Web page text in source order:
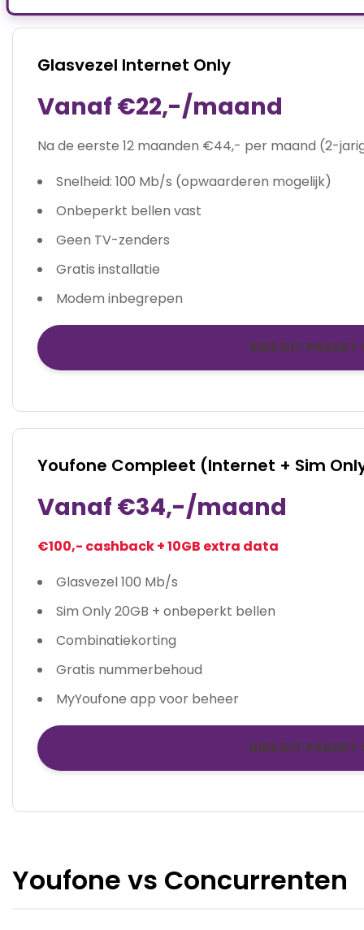
Glasvezel Internet Only
Vanaf €22,-/maand
Na de eerste 12 maanden €44,- per maand (2-
Snelheid: 100 Mb/s (opwaarderen mogelijk)
Onbeperkt bellen vast
Geen TV-zenders
Gratis installatie
Modem inbegrepen
KIES DIT PAKKET
Youfone Compleet (Internet + Sim
Vanaf €34,-/maand
€100,- cashback + 10GB extra data
Glasvezel 100 Mb/s
Sim Only 20GB + onbeperkt bellen
Combinatiekorting
Gratis nummerbehoud
MyYoufone app voor beheer
KIES DIT PAKKET
Youfone vs Concurrenten